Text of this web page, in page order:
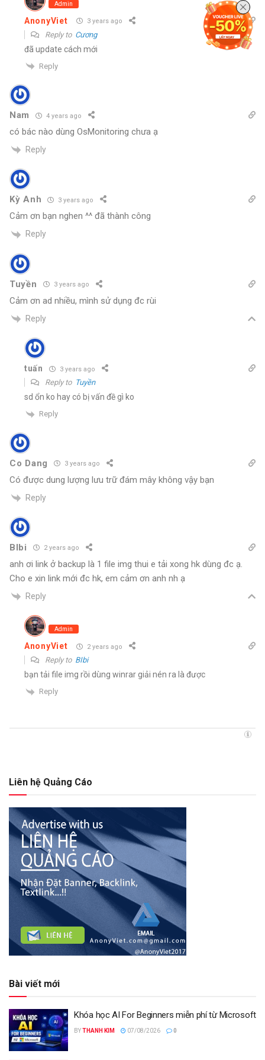
Admin
AnonyViet 3 years ago
Reply to Cương
đã update cách mới
Reply
Nam 4 years ago
có bác nào dùng OsMonitoring chưa ạ
Reply
Kỳ Anh 3 years ago
Cảm ơn bạn nghen ^^ đã thành công
Reply
Tuyền 3 years ago
Cảm ơn ad nhiều, mình sử dụng đc rùi
Reply
tuấn 3 years ago
Reply to Tuyền
sd ổn ko hay có bị vấn đề gì ko
Reply
Co Dang 3 years ago
Có được dung lượng lưu trữ đám mây không vậy bạn
Reply
BIbi 2 years ago
anh ơi link ở backup là 1 file img thui e tải xong hk dùng đc ạ.
Cho e xin link mới đc hk, em cảm ơn anh nh ạ
Reply
Admin
AnonyViet 2 years ago
Reply to BIbi
bạn tải file img rồi dùng winrar giải nén ra là được
Reply
Liên hệ Quảng Cáo
Bài viết mới
Khóa học AI For Beginners miễn phí từ Microsoft
BYTHANH KIM 07/08/2026 0